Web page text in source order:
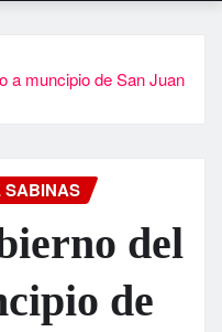
a muncipio de San Juan
SABINAS
del
de